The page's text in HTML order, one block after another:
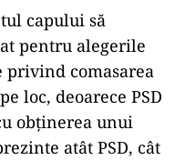
capului să
pentru alegerile
comasarea
loc, deoarece PSD
obținerea unui
atât PSD, cât